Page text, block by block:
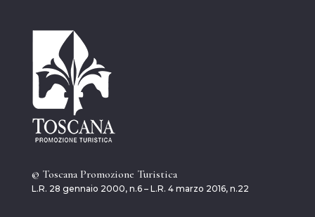
© Toscana Promozione Turistica
L.R. 28 gennaio 2000, n.6 – L.R. 4 marzo 2016, n.22